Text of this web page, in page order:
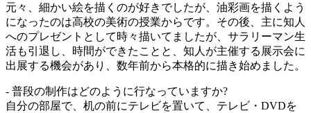
元々、細かい絵を描くのが好きでしたが、油彩画を描くよう
になったのは高校の美術の授業からです。その後、主に知人
へのプレゼントとして時々描いてましたが、サラリーマン生
活も引退し、時間ができたことと、知人が主催する展示会に
出展する機会があり、数年前から本格的に描き始めました。
- 普段の制作はどのように行なっていますか?
自分の部屋で、机の前にテレビを置いて、テレビ・DVDを